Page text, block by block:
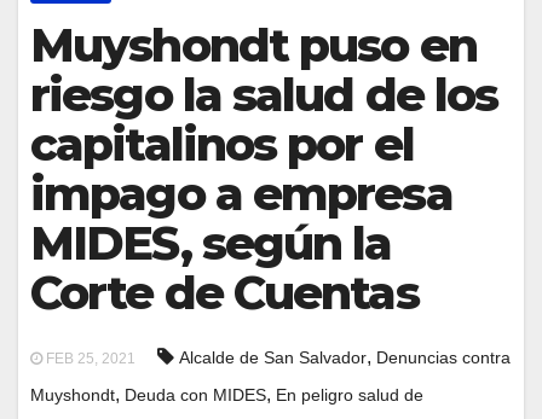
Muyshondt puso en
riesgo la salud de los
capitalinos por el
impago a empresa
MIDES, según la
Corte de Cuentas
FEB 25, 2021 Alcalde de San Salvador, Denuncias contra
Muyshondt, Deuda con MIDES, En peligro salud de